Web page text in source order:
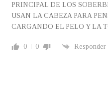
PRINCIPAL DE LOS
USAN LA CABEZA PARA
CARGANDO EL PELO Y LA
0 0 Responder